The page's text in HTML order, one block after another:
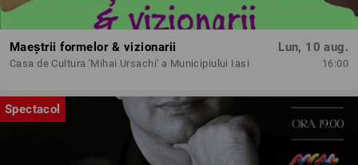
Maeștrii formelor & vizionarii
Casa de Cultura 'Mihai Ursachi' a Municipiului Iasi
Lun, 10 aug.
16:00
Spectacol